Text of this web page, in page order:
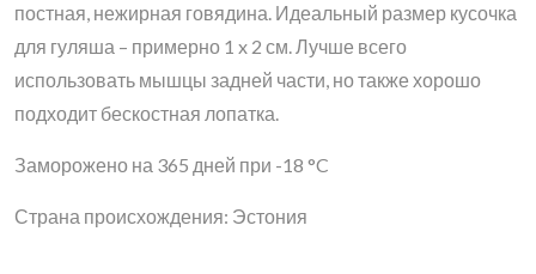
постная, нежирная говядина. Идеальный размер кусочка
для гуляша – примерно 1 x 2 см. Лучше всего
использовать мышцы задней части, но также хорошо
подходит бескостная лопатка.
Заморожено на 365 дней при -18 °C
Страна происхождения: Эстония